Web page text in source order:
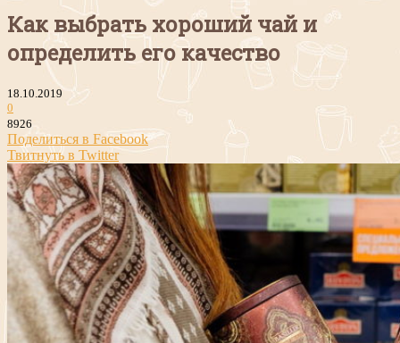
Как выбрать хороший чай и
определить его качество
18.10.2019
0
8926
Поделиться в Facebook
Твитнуть в Twitter